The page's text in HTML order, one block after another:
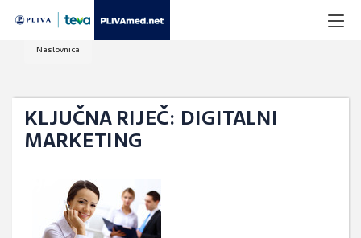
Naslovnica
KLJUČNA RIJEČ: DIGITALNI
MARKETING